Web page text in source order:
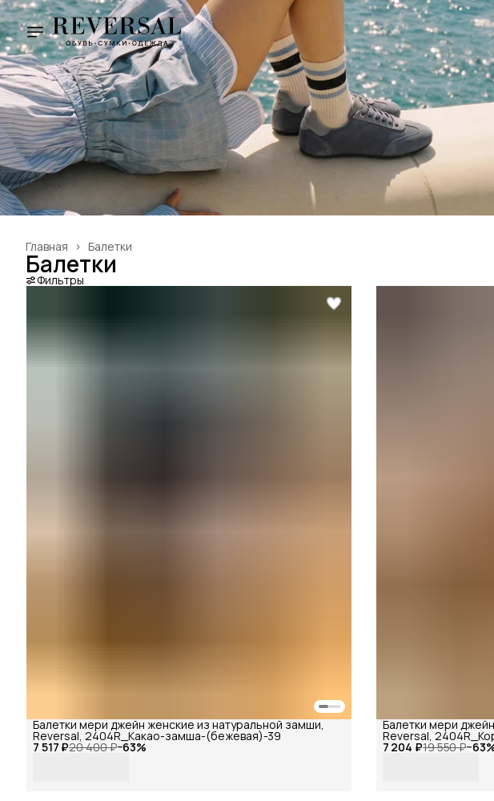
Балетки
Главная ›
Балетки
Фильтры
7 517 ₽20 400 ₽−63%
Балетки мери джейн женские из натуральной замши,
Reversal, 2404R_Какао-замша-(бежевая)-39
7 204 ₽19 550 ₽−63
Балетки мери
Reversal,